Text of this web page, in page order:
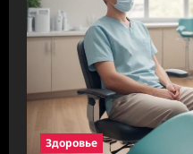
Здоровье